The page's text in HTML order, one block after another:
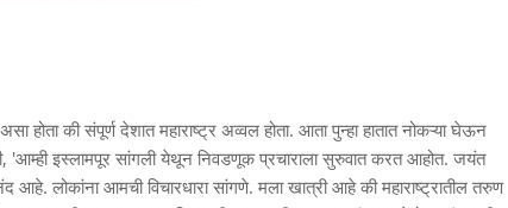
की संपूर्ण देशात महाराष्ट्र अव्वल होता. आता पुन्हा हातात नोकऱ्या घेऊन
'आम्ही इस्लामपूर सांगली येथून निवडणूक प्रचाराला सुरुवात करत आहोत. जयंत
आहे. लोकांना आमची विचारधारा सांगणे. मला खात्री आहे की महाराष्ट्रातील तरुण